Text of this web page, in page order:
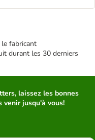
fabricant
durant les 30 derniers
laissez les bonnes
jusqu'à vous!